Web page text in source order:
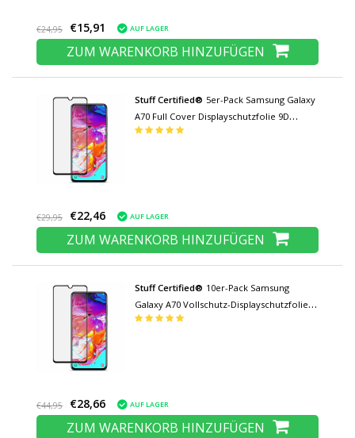
€24,95 €15,91 AUF LAGER
ZUM WARENKORB HINZUFÜGEN
Stuff Certified® 5er-Pack Samsung Galaxy
A70 Full Cover Displayschutzfolie 9D
Hartglasfolie Hartglas
€29,95 €22,46 AUF LAGER
ZUM WARENKORB HINZUFÜGEN
Stuff Certified® 10er-Pack Samsung
Galaxy A70 Vollschutz-Displayschutzfolie
9D-Glasscheibe aus gehärtetem Glas
€44,95 €28,66 AUF LAGER
ZUM WARENKORB HINZUFÜGEN